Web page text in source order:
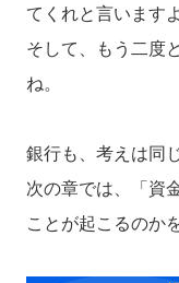
てくれと言います
そして、もう二度
ね。
銀行も、考えは同
次の章では、「資
ことが起こるのか